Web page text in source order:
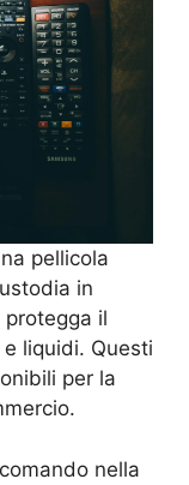
pellicola
in
il
liquidi. Questi
per la
nella